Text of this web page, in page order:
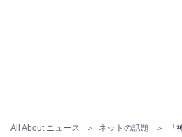
All About ニュース ネットの話題